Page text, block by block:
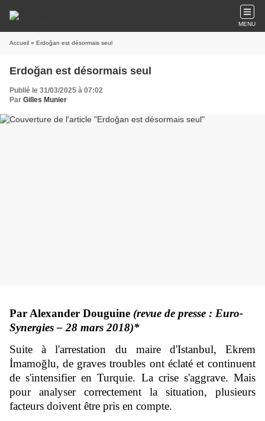
MENU
Accueil » Erdoğan est désormais seul
Erdoğan est désormais seul
Publié le 31/03/2025 à 07:02
Par Gilles Munier
Par Alexander Douguine (revue de presse : Euro-
Synergies – 28 mars 2018)*
Suite à l'arrestation du maire d'Istanbul, Ekrem
İmamoğlu, de graves troubles ont éclaté et continuent
de s'intensifier en Turquie. La crise s'aggrave. Mais
pour analyser correctement la situation, plusieurs
facteurs doivent être pris en compte.